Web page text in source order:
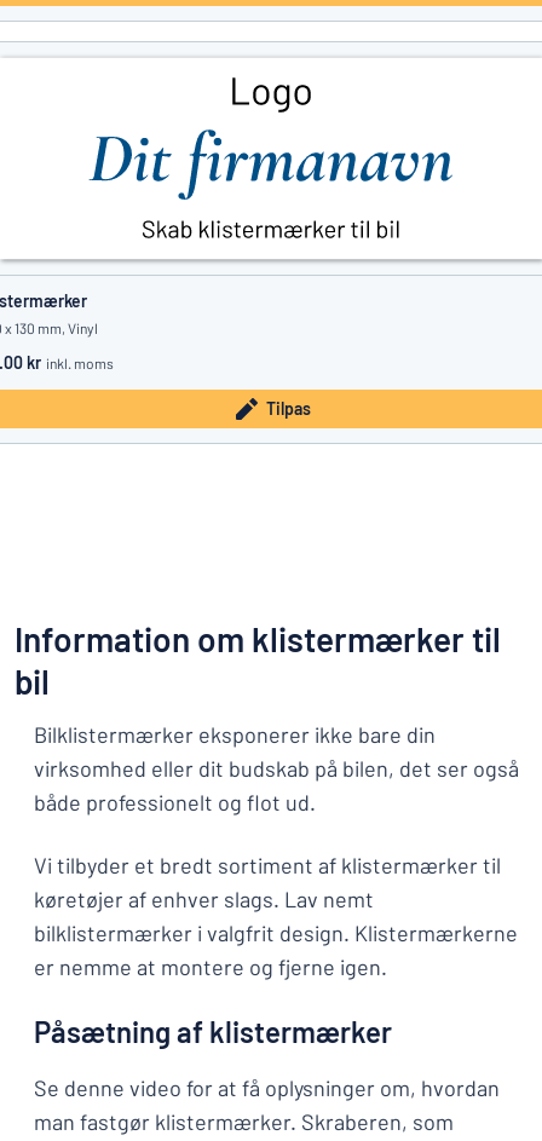
x 130 mm, Vinyl
kr inkl. moms
Tilpas
Information om klistermærker til
bil
Bilklistermærker eksponerer ikke bare din
virksomhed eller dit budskab på bilen, det ser også
både professionelt og flot ud.
Vi tilbyder et bredt sortiment af klistermærker til
køretøjer af enhver slags. Lav nemt
bilklistermærker i valgfrit design. Klistermærkerne
er nemme at montere og fjerne igen.
Påsætning af klistermærker
Se denne video for at få oplysninger om, hvordan
man fastgør klistermærker. Skraberen, som